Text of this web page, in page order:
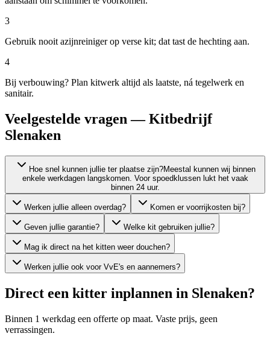
3
Gebruik nooit azijnreiniger op verse kit; dat tast de hechting aan.
4
Bij verbouwing? Plan kitwerk altijd als laatste, ná tegelwerk en
sanitair.
Veelgestelde vragen — Kitbedrijf
Slenaken
Hoe snel kunnen jullie ter plaatse zijn?Meestal kunnen wij binnen
enkele werkdagen langskomen. Voor spoedklussen lukt het vaak
binnen 24 uur.
Werken jullie alleen overdag? Komen er voorrijkosten bij?
Geven jullie garantie? Welke kit gebruiken jullie?
Mag ik direct na het kitten weer douchen?
Werken jullie ook voor VvE's en aannemers?
Direct een kitter inplannen in Slenaken?
Binnen 1 werkdag een offerte op maat. Vaste prijs, geen
verrassingen.